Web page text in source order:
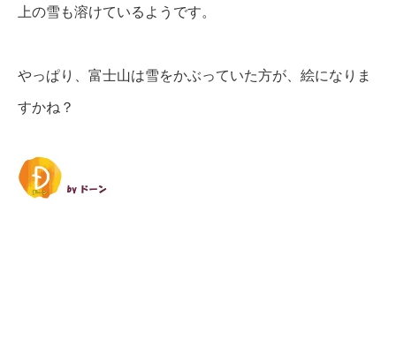
上の雪も溶けているようです。
やっぱり、富士山は雪をかぶっていた方が、絵になりま
すかね？